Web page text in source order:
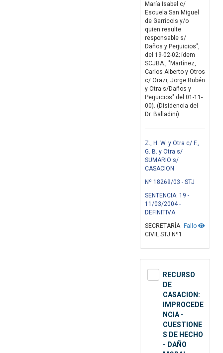
María Isabel c/
Escuela San Miguel
de Garricois y/o
quien resulte
responsable s/
Daños y Perjuicios",
del 19-02-02; ídem
SCJBA., "Martínez,
Carlos Alberto y Otros
c/ Orazi, Jorge Rubén
y Otra s/Daños y
Perjuicios" del 01-11-
00). (Disidencia del
Dr. Balladini).
Z., H. W. y Otra c/ F.,
G. B. y Otra s/
SUMARIO s/
CASACION
Nº 18269/03 - STJ
SENTENCIA: 19 -
11/03/2004 -
DEFINITIVA
Fallo
SECRETARÍA
CIVIL STJ Nº1
RECURSO
DE
CASACION:
IMPROCEDE
NCIA -
CUESTIONE
S DE HECHO
- DAÑO